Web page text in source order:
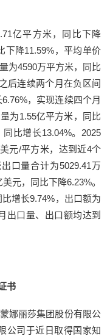
亿平方米，同比下降
下降11.59%，平均单价
为4590万平方米，同比
后连续两个月在负区间
，实现连续四个月
为1.55亿平方米，同比
比增长13.04%。2025
元/平方米，达到近4个
口量合计为5029.41万
元，同比下降6.23%。
增长9.74%，出口额为
出口量、出口额均达到
书
娜丽莎集团股份有限公
公司于近日取得国家知